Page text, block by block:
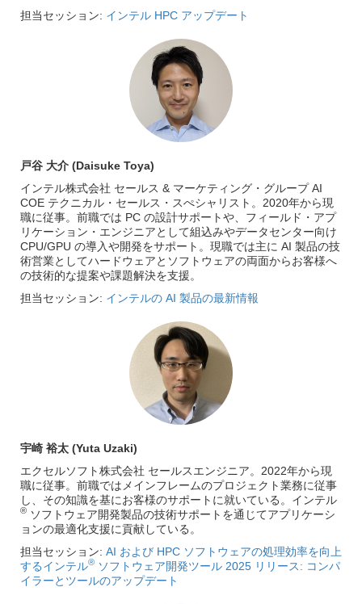
担当セッション: インテル HPC アップデート
戸谷 大介 (Daisuke Toya)
インテル株式会社 セールス & マーケティング・グループ AI
COE テクニカル・セールス・スぺシャリスト。2020年から現
職に従事。前職では PC の設計サポートや、フィールド・アプ
リケーション・エンジニアとして組込みやデータセンター向け
CPU/GPU の導入や開発をサポート。現職では主に AI 製品の技
術営業としてハードウェアとソフトウェアの両面からお客様へ
の技術的な提案や課題解決を支援。
担当セッション: インテルの AI 製品の最新情報
宇崎 裕太 (Yuta Uzaki)
エクセルソフト株式会社 セールスエンジニア。2022年から現
職に従事。前職ではメインフレームのプロジェクト業務に従事
し、その知識を基にお客様のサポートに就いている。インテル
® ソフトウェア開発製品の技術サポートを通じてアプリケーシ
ョンの最適化支援に貢献している。
担当セッション: AI および HPC ソフトウェアの処理効率を向上
するインテル® ソフトウェア開発ツール 2025 リリース: コンパ
イラーとツールのアップデート